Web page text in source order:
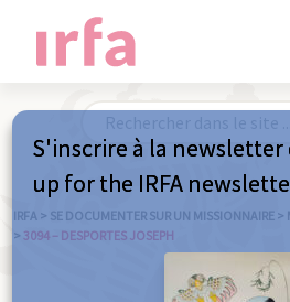
IRFA > SE DOCUMENTER SUR UN MISSIONNAIRE >
> 3094 – DESPORTES JOSEPH
S'inscrire à la newsletter
up for the IRFA